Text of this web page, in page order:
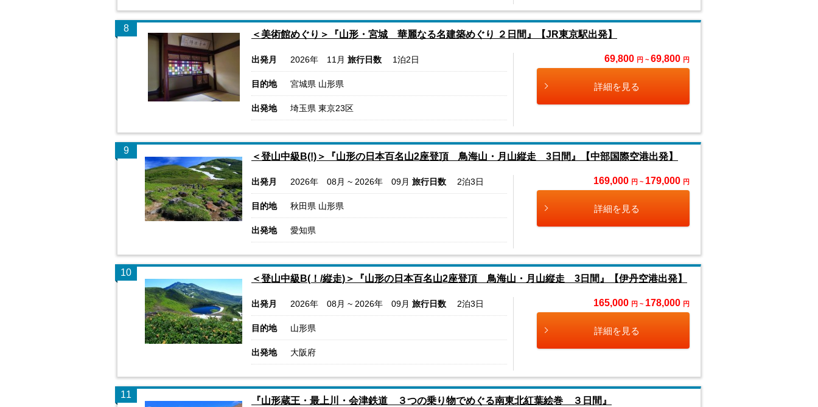
8
＜美術館めぐり＞『山形・宮城 華麗なる名建築めぐり ２日間』【JR東京駅出発】
出発月 2026年 11月 旅行日数 1泊2日
目的地 宮城県 山形県
出発地 埼玉県 東京23区
69,800 円 ~ 69,800 円
詳細を見る
9
＜登山中級B(!)＞『山形の日本百名山2座登頂 鳥海山・月山縦走 3日間』【中部国際空港出発】
出発月 2026年 08月 ~ 2026年 09月 旅行日数 2泊3日
目的地 秋田県 山形県
出発地 愛知県
169,000 円 ~ 179,000 円
詳細を見る
10
＜登山中級B(！/縦走)＞『山形の日本百名山2座登頂 鳥海山・月山縦走 3日間』【伊丹空港出発】
出発月 2026年 08月 ~ 2026年 09月 旅行日数 2泊3日
目的地 山形県
出発地 大阪府
165,000 円 ~ 178,000 円
詳細を見る
11
『山形蔵王・最上川・会津鉄道 ３つの乗り物でめぐる南東北紅葉絵巻 ３日間』